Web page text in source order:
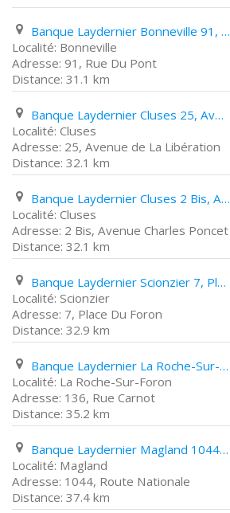
Banque Laydernier Bonneville 91, Rue Du Pont
Bonneville
91, Rue Du Pont
31.1 km
Banque Laydernier Cluses 25, Avenue de La Libération
Cluses
25, Avenue de La Libération
32.1 km
Banque Laydernier Cluses 2 Bis, Avenue Charles Poncet
Cluses
2 Bis, Avenue Charles Poncet
32.1 km
Banque Laydernier Scionzier 7, Place Du Foron
Scionzier
7, Place Du Foron
32.9 km
Banque Laydernier La Roche-Sur-Foron 136, Rue Carnot
La Roche-Sur-Foron
136, Rue Carnot
35.2 km
Banque Laydernier Magland 1044, Route Nationale
Magland
1044, Route Nationale
37.4 km